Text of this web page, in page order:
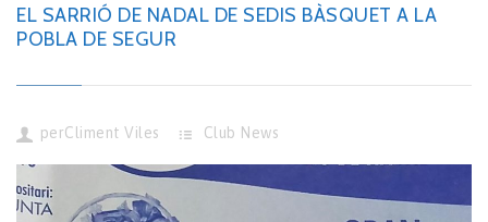
EL SARRIÓ DE NADAL DE SEDIS BÀSQUET A LA
POBLA DE SEGUR
perCliment Viles Club News